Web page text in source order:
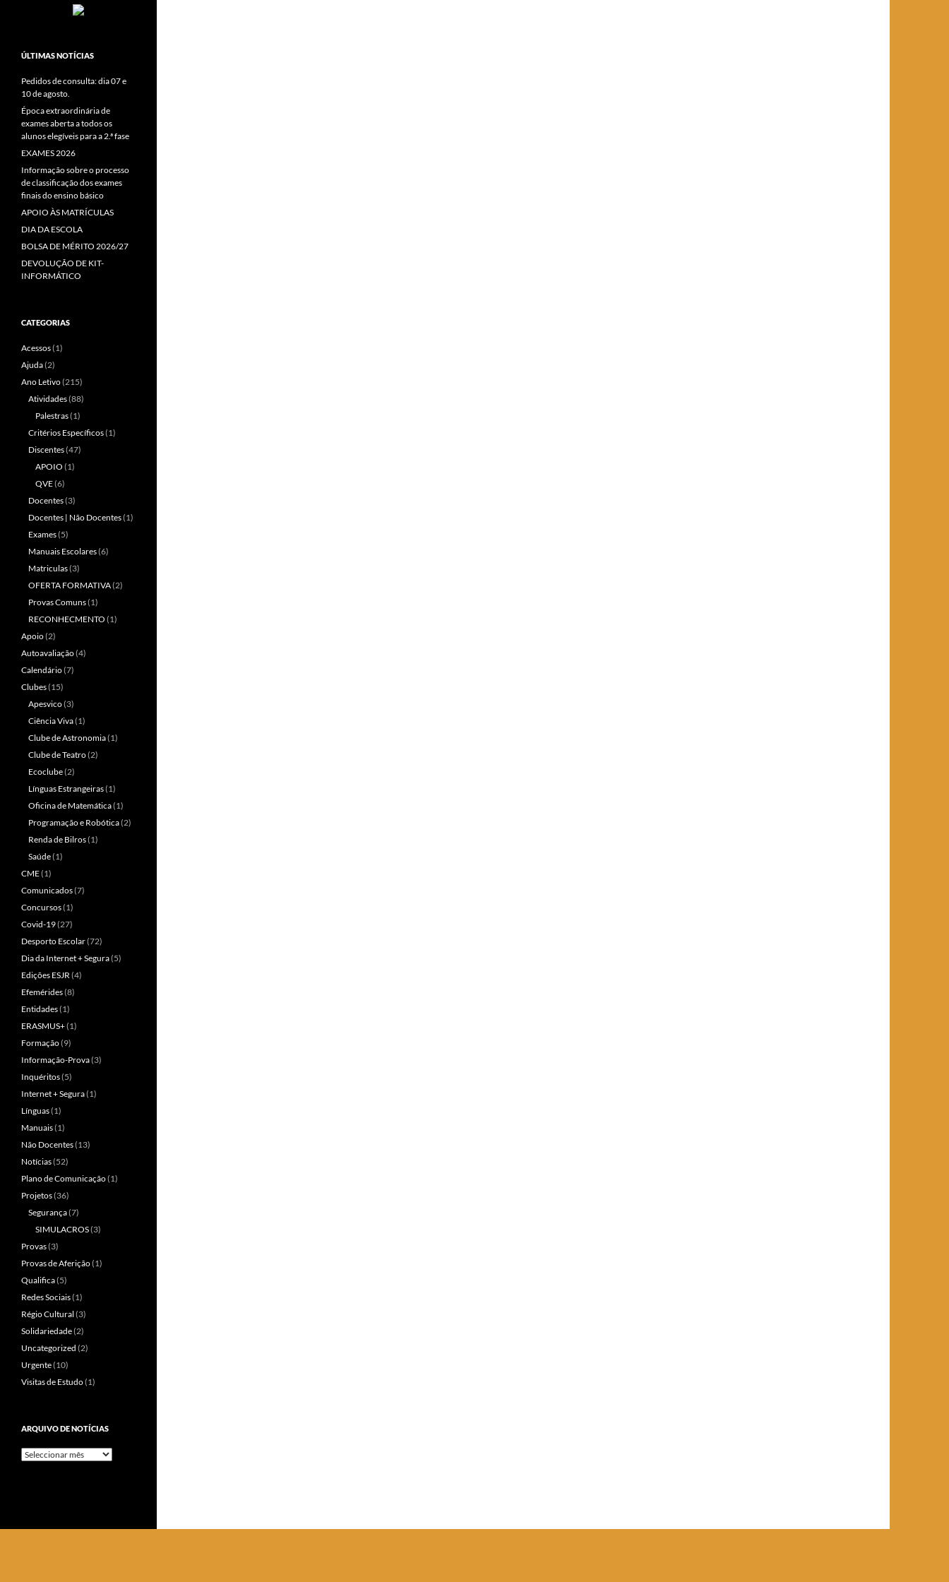
ÚLTIMAS NOTÍCIAS
Pedidos de consulta: dia 07 e
10 de agosto.
Época extraordinária de
exames aberta a todos os
alunos elegíveis para a 2.ª fase
EXAMES 2026
Informação sobre o processo
de classificação dos exames
finais do ensino básico
APOIO ÀS MATRÍCULAS
DIA DA ESCOLA
BOLSA DE MÉRITO 2026/27
DEVOLUÇÃO DE KIT-
INFORMÁTICO
CATEGORIAS
Acessos(1)
Ajuda(2)
Ano Letivo(215)
Atividades(88)
Palestras(1)
Critérios Específicos(1)
Discentes(47)
APOIO (1)
QVE(6)
Docentes(3)
Docentes | Não Docentes(1)
Exames(5)
Manuais Escolares(6)
Matriculas(3)
OFERTA FORMATIVA(2)
Provas Comuns(1)
RECONHECMENTO (1)
Apoio(2)
Autoavaliação(4)
Calendário(7)
Clubes(15)
Apesvico(3)
Ciência Viva(1)
Clube de Astronomia(1)
Clube de Teatro(2)
Ecoclube(2)
Línguas Estrangeiras(1)
Oficina de Matemática(1)
Programação e Robótica(2)
Renda de Bilros(1)
Saúde(1)
CME(1)
Comunicados(7)
Concursos(1)
Covid-19(27)
Desporto Escolar(72)
Dia da Internet + Segura(5)
Edições ESJR(4)
Efemérides(8)
Entidades(1)
ERASMUS+(1)
Formação(9)
Informação-Prova(3)
Inquéritos(5)
Internet + Segura(1)
Línguas(1)
Manuais(1)
Não Docentes(13)
Notícias(52)
Plano de Comunicação(1)
Projetos(36)
Segurança(7)
SIMULACROS(3)
Provas(3)
Provas de Aferição(1)
Qualifica(5)
Redes Sociais(1)
Régio Cultural (3)
Solidariedade(2)
Uncategorized (2)
Urgente(10)
Visitas de Estudo(1)
ARQUIVO DE NOTÍCIAS
Arquivo